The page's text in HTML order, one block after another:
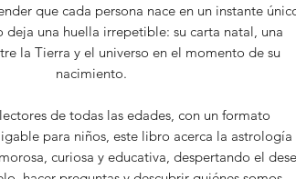
que cada persona nace en un instante
deja una huella irrepetible: su carta natal, una
la Tierra y el universo en el momento de su
nacimiento.
de todas las edades, con un formato
para niños, este libro acerca la astrología
curiosa y educativa, despertando el